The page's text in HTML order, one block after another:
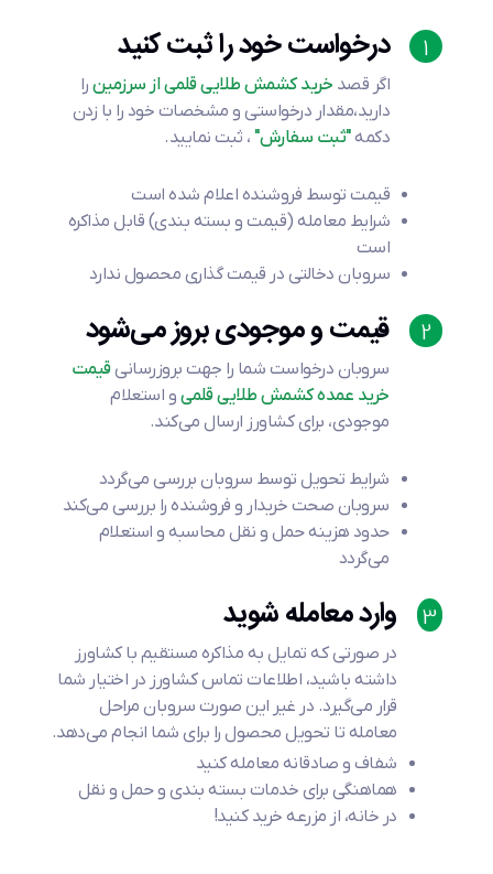
1 درخواست خود را ثبت کنید
اگر قصد خرید کشمش طلایی قلمی از سرزمین را
دارید،مقدار درخواستی و مشخصات خود را با زدن
دکمه"ثبت سفارش" ، ثبت نمایید.
قیمت توسط فروشنده اعلام شده است
شرایط معامله (قیمت و بسته بندی) قابل مذاکره
است
سروبان دخالتی در قیمت گذاری محصول ندارد
2 قیمت و موجودی بروز می‌شود
سروبان درخواست شما را جهت بروزرسانیقیمت
خرید عمده کشمش طلایی قلمی و استعلام
موجودی، برای کشاورز ارسال می‌کند.
شرایط تحویل توسط سروبان بررسی می‌گردد
سروبان صحت خریدار و فروشنده را بررسی می‌کند
حدود هزینه حمل و نقل محاسبه و استعلام
می‌گردد
3 وارد معامله شوید
در صورتی که تمایل به مذاکره مستقیم با کشاورز
داشته باشید، اطلاعات تماس کشاورز در اختیار شما
قرار می‌گیرد. در غیر این صورت سروبان مراحل
معامله تا تحویل محصول را برای شما انجام می‌دهد.
شفاف و صادقانه معامله کنید
هماهنگی برای خدمات بسته بندی و حمل و نقل
در خانه، از مزرعه خرید کنید!